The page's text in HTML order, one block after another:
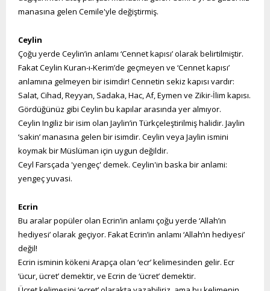
manasına gelen Cemile'yle değiştirmiş.
Ceylin
Çoğu yerde Ceylin’in anlamı ‘Cennet kapısı’ olarak belirtilmiştir.
Fakat Ceylin Kuran-ı-Kerim’de geçmeyen ve ‘Cennet kapısı’
anlamına gelmeyen bir isimdir! Cennetin sekiz kapısı vardır:
Salat, Cihad, Reyyan, Sadaka, Hac, Af, Eymen ve Zikir-İlim kapısı.
Gördüğünüz gibi Ceylin bu kapılar arasında yer almıyor.
Ceylin Ingiliz bir isim olan Jaylin’in Türkçeleştirilmiş halidir. Jaylin
‘sakin’ manasına gelen bir isimdir. Ceylin veya Jaylin ismini
koymak bir Müslüman için uygun değildir.
Ceyl Farsçada 'yengeç' demek. Ceylin'in baska bir anlami:
yengeç yuvasi.
Ecrin
Bu aralar popüler olan Ecrin’in anlamı çoğu yerde ‘Allah’ın
hediyesi’ olarak geçiyor. Fakat Ecrin’in anlamı ‘Allah’ın hediyesi’
değil!
Ecrin isminin kökeni Arapça olan ‘ecr’ kelimesinden gelir. Ecr
‘ücur, ücret’ demektir, ve Ecrin de ‘ücret’ demektir.